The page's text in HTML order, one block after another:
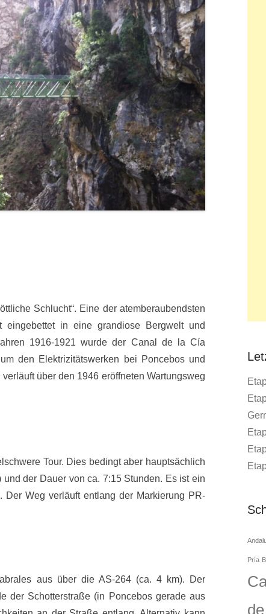
Schlucht“. Eine der atemberaubendsten
in eine grandiose Bergwelt und
1916-1921 wurde der Canal de la Cía
den Elektrizitätswerken bei Poncebos und
über den 1946 eröffneten Wartungsweg
Tour. Dies bedingt aber hauptsächlich
der Dauer von ca. 7:15 Stunden. Es ist ein
Weg verläuft entlang der Markierung PR-
aus über die AS-264 (ca. 4 km). Der
der Schotterstraße (in Poncebos gerade aus
Pría